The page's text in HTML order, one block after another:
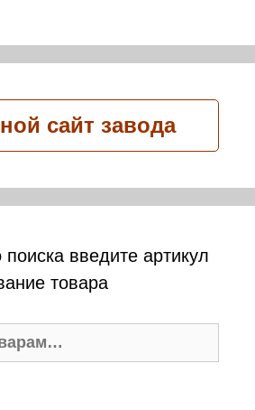
сайт завода
введите артикул
товара